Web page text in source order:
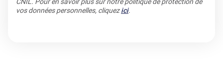
vos données personnelles, cliquezici.